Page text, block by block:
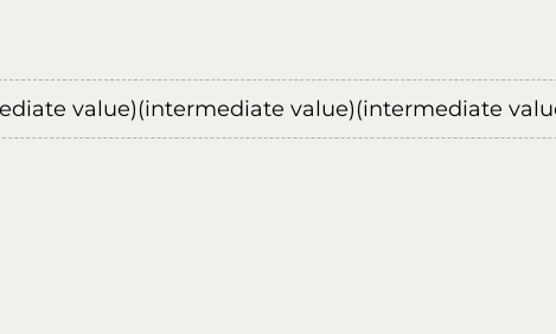
value)(intermediate value)(intermediate